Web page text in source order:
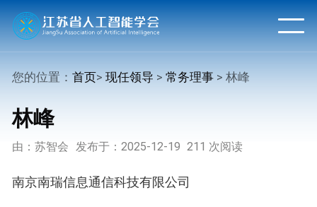
您的位置：首页>现任领导 >常务理事 > 林峰
林峰
由：苏智会 发布于：2025-12-19 211 次阅读
南京南瑞信息通信科技有限公司